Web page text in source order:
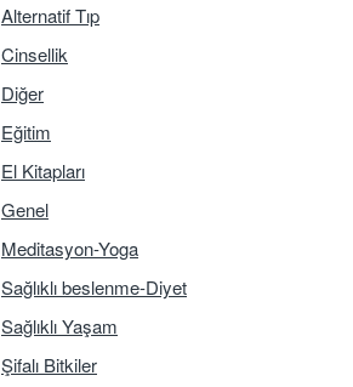
Alternatif Tıp
Cinsellik
Diğer
Eğitim
El Kitapları
Genel
Meditasyon-Yoga
Sağlıklı beslenme-Diyet
Sağlıklı Yaşam
Şifalı Bitkiler